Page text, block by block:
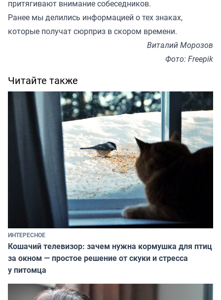
притягивают внимание собеседников.
Ранее мы делились информацией о тех знаках,
которые получат сюрприз в скором времени.
Виталий Морозов
Фото: Freepik
Читайте также
ИНТЕРЕСНОЕ
Кошачий телевизор: зачем нужна кормушка для птиц
за окном — простое решение от скуки и стресса
у питомца